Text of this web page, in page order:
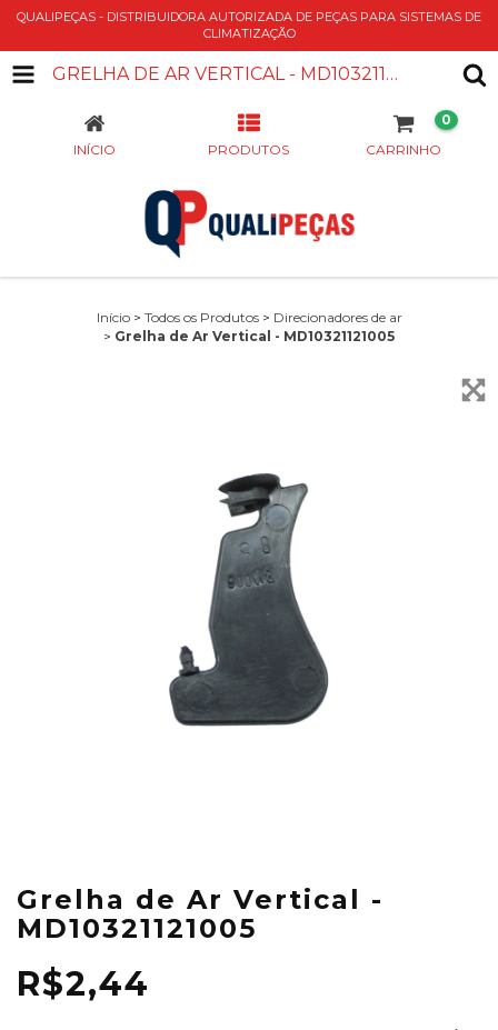
QUALIPEÇAS - DISTRIBUIDORA AUTORIZADA DE PEÇAS PARA SISTEMAS DE
CLIMATIZAÇÃO
GRELHA DE AR VERTICAL - MD10321121005
INÍCIO PRODUTOS CARRINHO
0
Início > Todos os Produtos > Direcionadores de ar
> Grelha de Ar Vertical - MD10321121005
Grelha de Ar Vertical -
MD10321121005
R$2,44